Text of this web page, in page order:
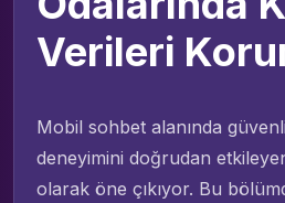
Verileri
Mobil sohbet alanında
deneyimini doğrudan
olarak öne çıkıyor. Bu